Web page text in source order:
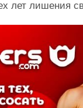
лет лишения